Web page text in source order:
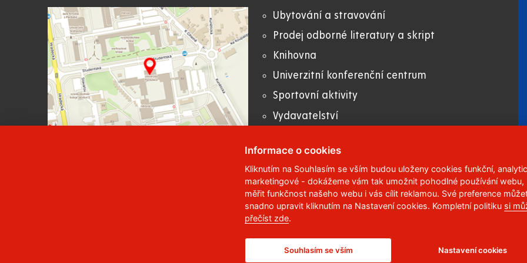
Ubytování a stravování
Prodej odborné literatury a skript
Knihovna
Univerzitní konferenční centrum
Sportovní aktivity
Vydavatelství
Studentská 95,532 10 Pardubice 2
466 036 111, 466 036 112, 466 036 113
Informace o cookies
Kliknutím na Souhlasím se vším budou uloženy cookies funkční,
marketingové - dokážeme vám tak umožnit pohodlné používání webu,
měřit funkčnost našeho webu i vás cílit reklamou. Své preference
snadno upravit kliknutím na Nastavení cookies. Kompletní politiku si
přečíst zde.
Souhlasím se vším Nastavení cookies